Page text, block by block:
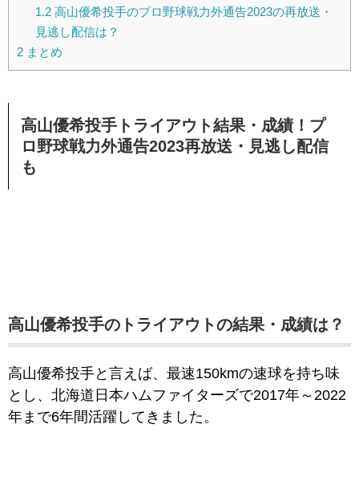
1.2高山優希投手のプロ野球戦力外通告2023の再放送・
見逃し配信は？
2 まとめ
高山優希投手トライアウト結果・成績！プ
ロ野球戦力外通告2023再放送・見逃し配信
も
高山優希投手のトライアウトの結果・成績は？
高山優希投手と言えば、最速150kmの速球を持ち味
とし、北海道日本ハムファイターズで2017年～2022
年まで6年間活躍してきました。